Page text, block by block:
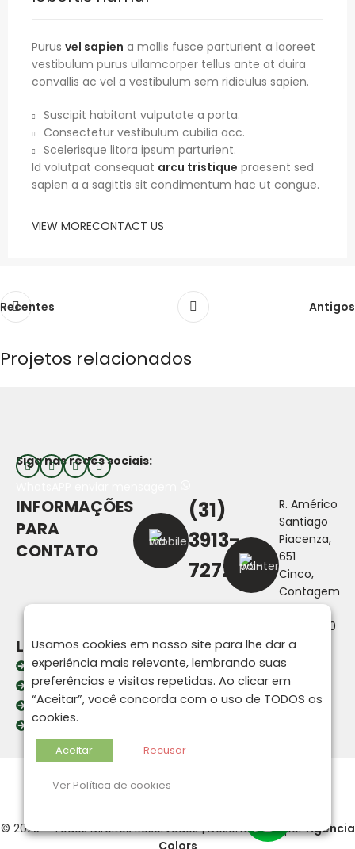
Purus vel sapien a mollis fusce parturient a laoreet
vestibulum purus ullamcorper tellus ante at duira
convallis ac vel a vestibulum sem ridiculus sapien.
Suscipit habitant vulputate a porta.
Consectetur vestibulum cubilia acc.
Scelerisque litora ipsum parturient.
Id volutpat consequat arcu tristique praesent sed
sapien a a sagittis sit condimentum hac ut congue.
VIEW MORECONTACT US
Recentes Antigos
Projetos relacionados
Siga nas redes sociais:
INFORMAÇÕES
PARA
CONTATO
(31)
3913-
7272
R. Américo
Santiago
Piacenza,
651
Cinco,
Contagem
- MG,
32010-030
LINKS
Home
A Fortline
Produtos
Contato
Uma empresa do:
© 2025 – Todos Direitos Reservados | Desenvolvido porAgência
Colors
Usamos cookies em nosso site para lhe dar a
experiência mais relevante, lembrando suas
preferências e visitas repetidas. Ao clicar em
“Aceitar”, você concorda com o uso de TODOS os
cookies.
Aceitar Recusar
Ver Política de cookies